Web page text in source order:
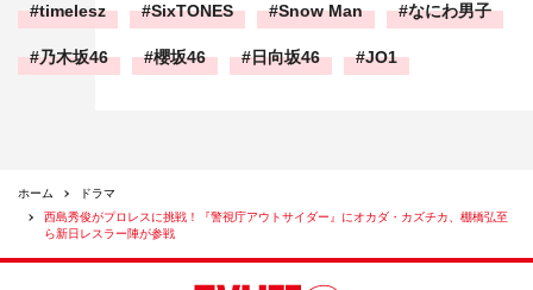
timelesz SixTONES Snow Man なにわ男子
乃木坂46 櫻坂46 日向坂46 JO1
ホーム
ドラマ
西島秀俊がプロレスに挑戦！『警視庁アウトサイダー』にオカダ・カズチカ、棚橋弘至
ら新日レスラー陣が参戦